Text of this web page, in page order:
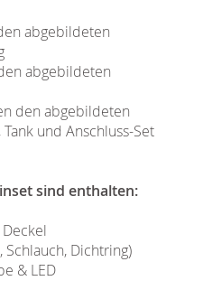
abgebildeten
abgebildeten
den abgebildeten
und Anschluss-Set
sind enthalten:
Schlauch, Dichtring)
& LED